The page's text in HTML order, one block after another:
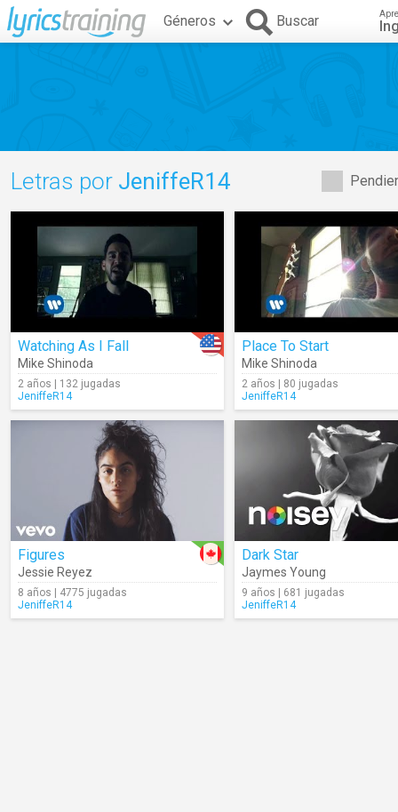
Géneros Buscar
Letras por JeniffeR14
Watching As I Fall
Mike Shinoda
2 años | 132 jugadas
JeniffeR14
Place To Start
Mike Shinoda
2 años | 80 jugadas
JeniffeR14
Figures
Jessie Reyez
8 años | 4775 jugadas
JeniffeR14
Dark Star
Jaymes Young
9 años | 681 jugadas
JeniffeR14